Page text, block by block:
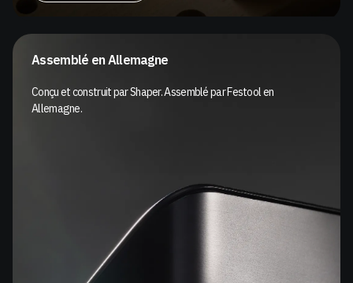
Assemblé en Allemagne
Conçu et construit par Shaper. Assemblé par Festool en
Allemagne.